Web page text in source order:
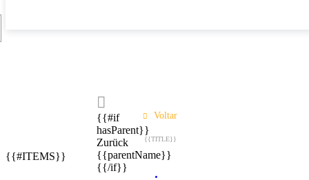

{{#if
hasParent}}
Zurück
{{parentName}}
{{/if}}
Voltar
{{TITLE}}
{{#ITEMS}}